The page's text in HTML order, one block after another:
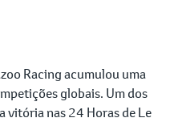
Racing acumulou uma
globais. Um dos
vitória nas 24 Horas de Le